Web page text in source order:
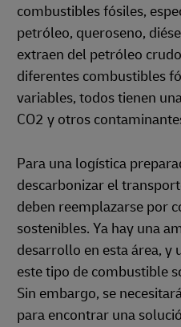
combustibles fósiles,
petróleo, queroseno,
extraen del petróleo
diferentes combustibles
variables, todos tienen
CO2 y otros
Para una logística
descarbonizar el
deben reemplazarse por
sostenibles. Ya hay una
desarrollo en esta área, y
este tipo de combustible
Sin embargo, se
para encontrar una